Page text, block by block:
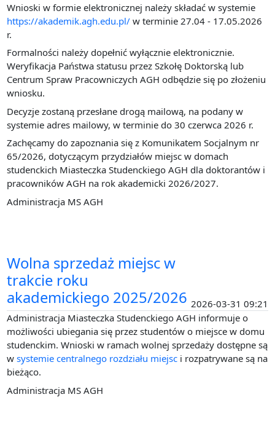
Wnioski w formie elektronicznej należy składać w systemie
https://akademik.agh.edu.pl/ w terminie 27.04 - 17.05.2026
r.
Formalności należy dopełnić wyłącznie elektronicznie.
Weryfikacja Państwa statusu przez Szkołę Doktorską lub
Centrum Spraw Pracowniczych AGH odbędzie się po złożeniu
wniosku.
Decyzje zostaną przesłane drogą mailową, na podany w
systemie adres mailowy, w terminie do 30 czerwca 2026 r.
Zachęcamy do zapoznania się z Komunikatem Socjalnym nr
65/2026, dotyczącym przydziałów miejsc w domach
studenckich Miasteczka Studenckiego AGH dla doktorantów i
pracowników AGH na rok akademicki 2026/2027.
Administracja MS AGH
Wolna sprzedaż miejsc w
trakcie roku
akademickiego 2025/2026 2026-03-31 09:21
Administracja Miasteczka Studenckiego AGH informuje o
możliwości ubiegania się przez studentów o miejsce w domu
studenckim. Wnioski w ramach wolnej sprzedaży dostępne są
wsystemie centralnego rozdziału miejsc i rozpatrywane są na
bieżąco.
Administracja MS AGH